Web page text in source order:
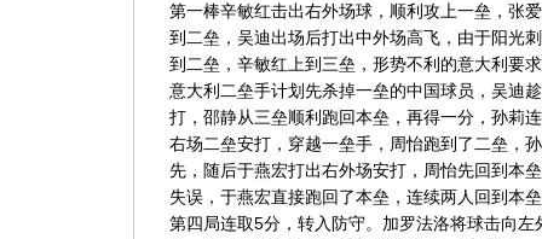
第一棒辛敏红击出右外场球，顺利攻上一垒，张
到二垒，吴迪出场后打出中外场高飞，由于阳光
到二垒，辛敏红上到三垒，形势不利的意大利要
意大利二垒手计划先杀掉一垒的中国球员，吴迪
打，邵静从三垒顺利跑回本垒，再得一分，孙莉
右场二垒安打，穿越一垒手，周怡跑到了二垒，
先，随后于燕宏打出右外场安打，周怡先回到本
失误，于燕宏直接跑回了本垒，连续两人回到本
第四局连取5分，转入防守。加罗法洛将球击向